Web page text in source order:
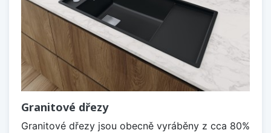
Granitové dřezy
Granitové dřezy jsou obecně vyráběny z cca 80%